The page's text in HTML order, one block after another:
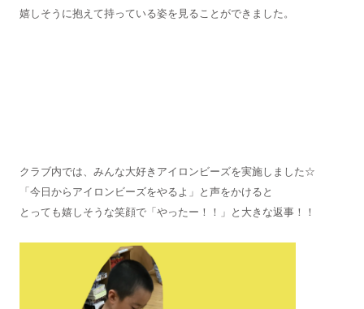
嬉しそうに抱えて持っている姿を見ることができました。
クラブ内では、みんな大好きアイロンビーズを実施しました☆
「今日からアイロンビーズをやるよ」と声をかけると
とっても嬉しそうな笑顔で「やったー！！」と大きな返事！！